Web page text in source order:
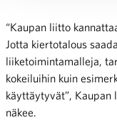
“Kaupan liitto
Jotta kiertotalous
liiketoimintamalleja,
kokeiluihin kuin
käyttäytyvät”, Kaupan
näkee.